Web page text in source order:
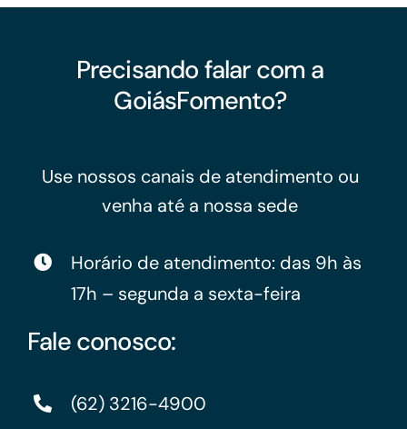
Precisando falar com a
GoiásFomento?
Use nossos canais de atendimento ou
venha até a nossa sede
Horário de atendimento: das 9h às
17h – segunda a sexta-feira
Fale conosco:
(62) 3216-4900